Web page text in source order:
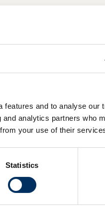
and to analyse our
analytics partners who
your use of their
Statistics
ERFA
Asle